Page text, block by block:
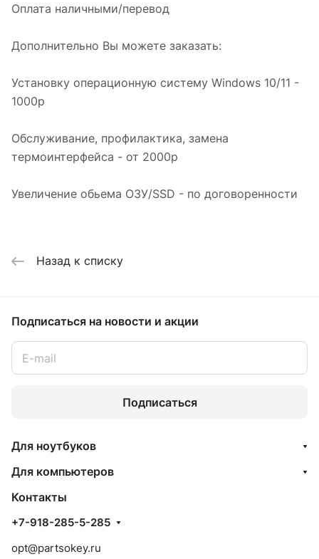
Оплата наличными/перевод
Дополнительно Вы можете заказать:
Установку операционную систему Windows 10/11 -
1000р
Обслуживание, профилактика, замена
термоинтерфейса - от 2000р
Увеличение обьема ОЗУ/SSD - по договоренности
Назад к списку
Подписаться на новости и акции
Подписаться
Для ноутбуков
Для компьютеров
Контакты
+7-918-285-5-285
opt@partsokey.ru